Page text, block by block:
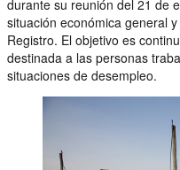
durante su reunión del 21 de
situación económica general
Registro. El objetivo es
destinada a las personas
situaciones de desempleo.